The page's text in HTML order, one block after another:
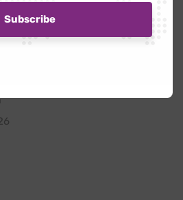
правна помош – поддршка